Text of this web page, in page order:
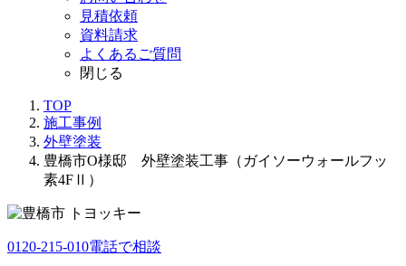
見積依頼
資料請求
よくあるご質問
閉じる
TOP
施工事例
外壁塗装
豊橋市O様邸 外壁塗装工事（ガイソーウォールフッ
素4FⅡ）
0120-215-010電話で相談